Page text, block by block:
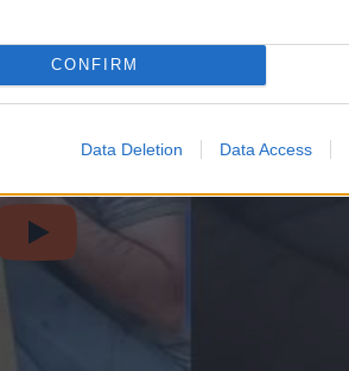
CONFIRM
Data Deletion Data Access
video